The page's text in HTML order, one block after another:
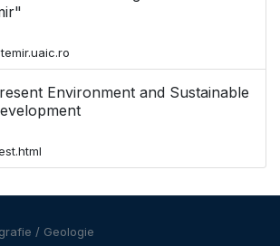
Environment and Sustainable
/ Geologie